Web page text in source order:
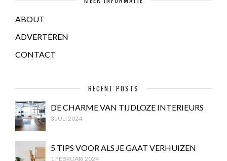
ABOUT
ADVERTEREN
CONTACT
RECENT POSTS
DE CHARME VAN TIJDLOZE INTERIEURS
3 JULI 2024
5 TIPS VOOR ALS JE GAAT VERHUIZEN
1 FEBRUARI 2024